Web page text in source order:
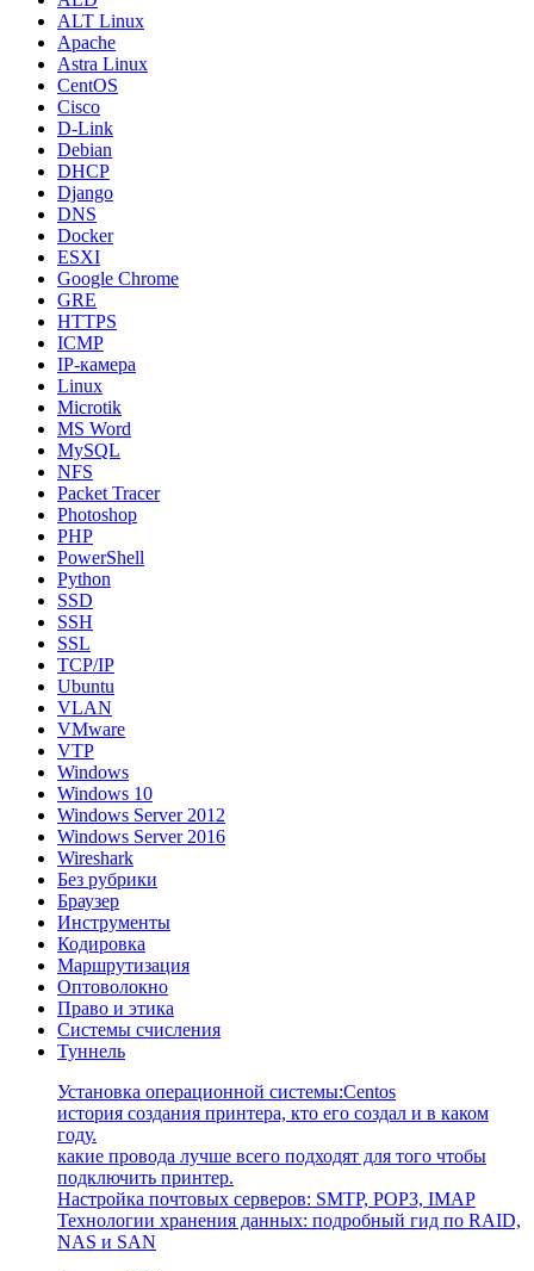
ALT Linux
Apache
Astra Linux
CentOS
Cisco
D-Link
Debian
DHCP
Django
DNS
Docker
ESXI
Google Chrome
GRE
HTTPS
ICMP
IP-камера
Linux
Microtik
MS Word
MySQL
NFS
Packet Tracer
Photoshop
PHP
PowerShell
Python
SSD
SSH
SSL
TCP/IP
Ubuntu
VLAN
VMware
VTP
Windows
Windows 10
Windows Server 2012
Windows Server 2016
Wireshark
Без рубрики
Браузер
Инструменты
Кодировка
Маршрутизация
Оптоволокно
Право и этика
Системы счисления
Туннель
Установка операционной системы:Centos
история создания принтера, кто его создал и в каком
году.
какие провода лучше всего подходят для того чтобы
подключить принтер.
Настройка почтовых серверов: SMTP, POP3, IMAP
Технологии хранения данных: подробный гид по RAID,
NAS и SAN